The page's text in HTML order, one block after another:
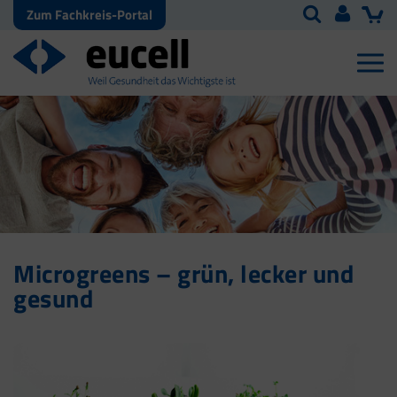
Zum Fachkreis-Portal
Microgreens – grün, lecker und
gesund